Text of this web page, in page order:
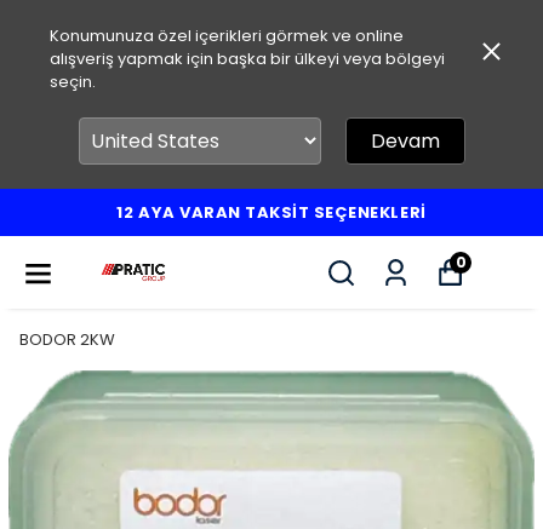
Konumunuza özel içerikleri görmek ve online
alışveriş yapmak için başka bir ülkeyi veya bölgeyi
seçin.
Devam
12 AYA VARAN TAKSİT SEÇENEKLERİ
0
BODOR 2KW